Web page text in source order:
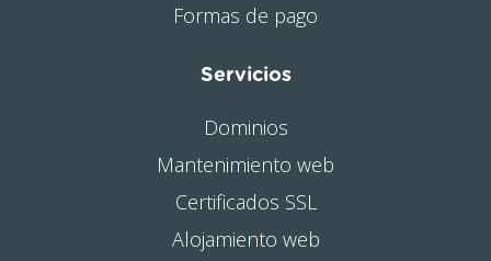
Formas de pago
Servicios
Dominios
Mantenimiento web
Certificados SSL
Alojamiento web